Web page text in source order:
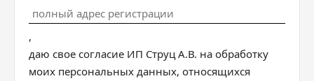
,
даю свое согласие ИП Струц А.В. на обработку
моих персональных данных, относящихся